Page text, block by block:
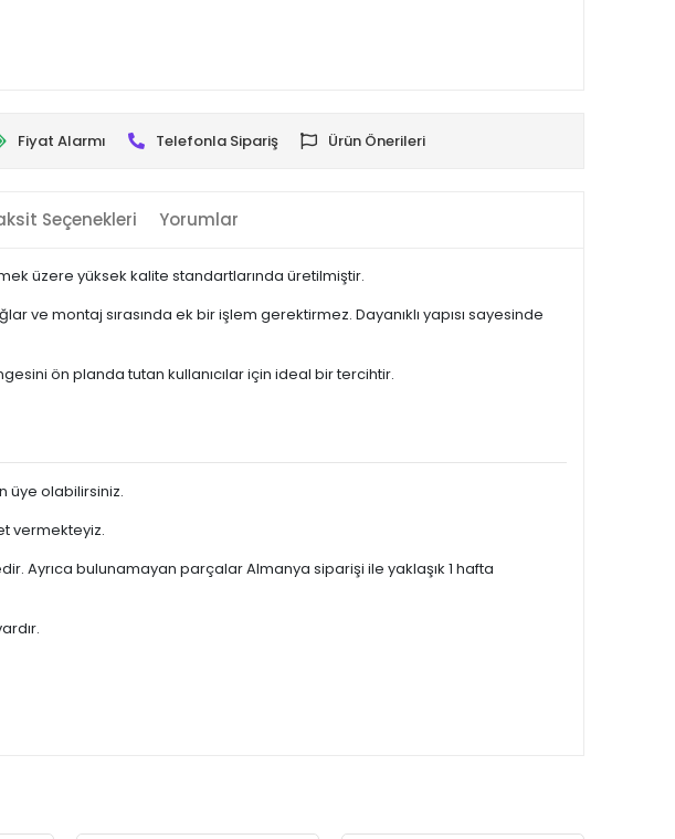
Fiyat Alarmı Telefonla Sipariş Ürün Önerileri
Seçenekleri Yorumlar
üzere yüksek kalite standartlarında üretilmiştir.
ve montaj sırasında ek bir işlem gerektirmez. Dayanıklı yapısı sayesinde
ön planda tutan kullanıcılar için ideal bir tercihtir.
üye olabilirsiniz.
vermekteyiz.
Ayrıca bulunamayan parçalar Almanya siparişi ile yaklaşık 1 hafta